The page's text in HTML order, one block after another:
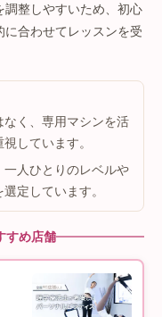
調整しやすいため、初心
合わせてレッスンを受
く、専用マシンを活
しています。
一人ひとりのレベルや
定しています。
すめ店舗